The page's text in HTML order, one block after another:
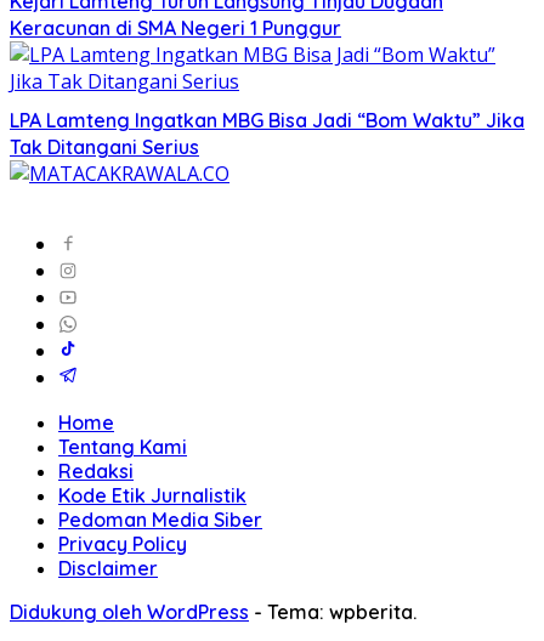
Keracunan di SMA Negeri 1 Punggur
LPA Lamteng Ingatkan MBG Bisa Jadi “Bom Waktu” Jika
Tak Ditangani Serius
Home
Tentang Kami
Redaksi
Kode Etik Jurnalistik
Pedoman Media Siber
Privacy Policy
Disclaimer
Didukung oleh WordPress - Tema: wpberita.